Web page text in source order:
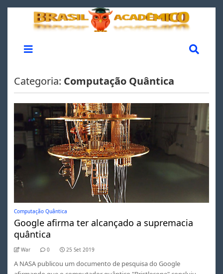
Categoria: Computação Quântica
Computação Quântica
Google afirma ter alcançado a supremacia
quântica
War 0 25 Set 2019
A NASA publicou um documento de pesquisa do Google